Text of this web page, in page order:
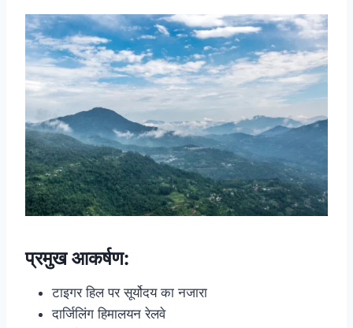
प्रमुख आकर्षण:
टाइगर हिल पर सूर्योदय का नजारा
दार्जिलिंग हिमालयन रेलवे